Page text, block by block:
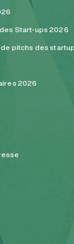
Start-ups 2026
pitchs des
2026